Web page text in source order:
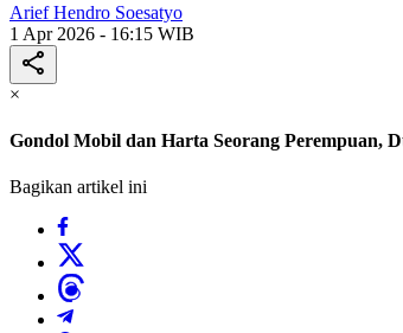
Arief Hendro Soesatyo
1 Apr 2026 - 16:15 WIB
×
Gondol Mobil dan Harta Seorang Perempuan,
Bagikan artikel ini